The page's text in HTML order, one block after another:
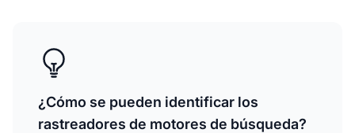
¿Cómo se pueden identificar los
rastreadores de motores de búsqueda?